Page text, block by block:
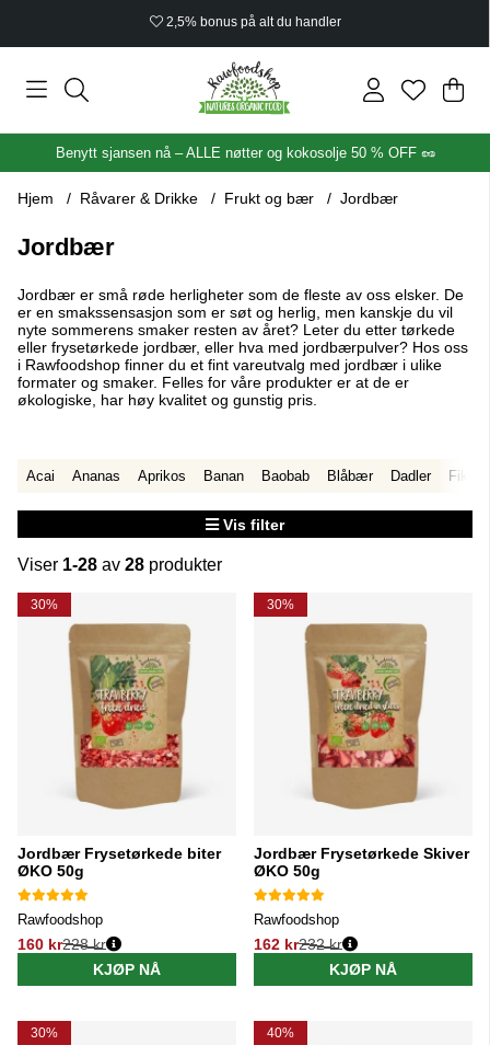
2,5% bonus på alt du handler
.
Benytt sjansen nå – ALLE nøtter og kokosolje 50 % OFF 🥜
Hjem Råvarer & Drikke Frukt og bær Jordbær
Jordbær
Jordbær er små røde herligheter som de fleste av oss elsker. De
er en smakssensasjon som er søt og herlig, men kanskje du vil
nyte sommerens smaker resten av året? Leter du etter tørkede
eller frysetørkede jordbær, eller hva med jordbærpulver? Hos oss
i Rawfoodshop finner du et fint vareutvalg med jordbær i ulike
formater og smaker. Felles for våre produkter er at de er
økologiske, har høy kvalitet og gunstig pris.
Acai Ananas Aprikos Banan Baobab Blåbær Dadler Fiken
Vis filter
Viser 1-28 av 28 produkter
Produkter
30%
Jordbær Frysetørkede biter
ØKO 50g
Rawfoodshop
160 kr
Vanlig pris:
228 kr
KJØP NÅ
30%
Jordbær Frysetørkede Skiver
ØKO 50g
Rawfoodshop
162 kr
Vanlig pris:
232 kr
KJØP NÅ
30% 40%